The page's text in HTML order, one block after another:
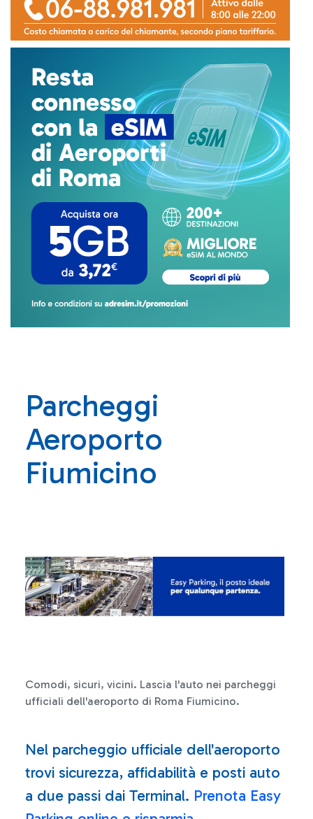
Parcheggi
Aeroporto
Fiumicino
Comodi, sicuri, vicini. Lascia l'auto nei parcheggi
ufficiali dell'aeroporto di Roma Fiumicino.
Nel parcheggio ufficiale dell'aeroporto
trovi sicurezza, affidabilità e posti auto
a due passi dai Terminal. Prenota Easy